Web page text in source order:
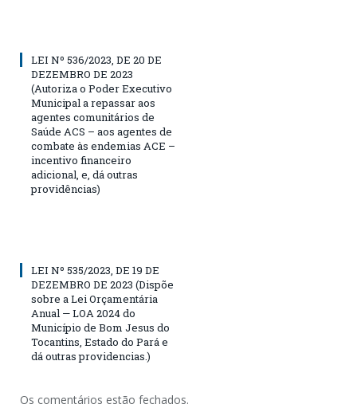
LEI Nº 536/2023, DE 20 DE
DEZEMBRO DE 2023
(Autoriza o Poder Executivo
Municipal a repassar aos
agentes comunitários de
Saúde ACS – aos agentes de
combate às endemias ACE –
incentivo financeiro
adicional, e, dá outras
providências)
LEI Nº 535/2023, DE 19 DE
DEZEMBRO DE 2023 (Dispõe
sobre a Lei Orçamentária
Anual — LOA 2024 do
Município de Bom Jesus do
Tocantins, Estado do Pará e
dá outras providencias.)
Os comentários estão fechados.